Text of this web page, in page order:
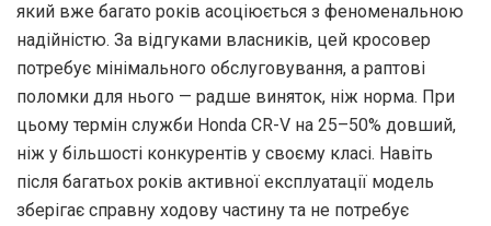
який вже багато років асоціюється з феноменальною
надійністю. За відгуками власників, цей кросовер
потребує мінімального обслуговування, а раптові
поломки для нього — радше виняток, ніж норма. При
цьому термін служби Honda CR-V на 25–50% довший,
ніж у більшості конкурентів у своєму класі. Навіть
після багатьох років активної експлуатації модель
зберігає справну ходову частину та не потребує